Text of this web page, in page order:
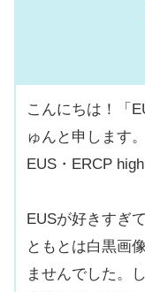
こんにちは！「
ゅんと申します
EUS・ERCP
EUSが好きすぎ
ともとは白黒画
ませんでした。